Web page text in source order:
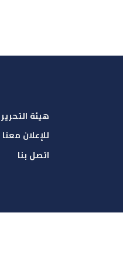
هيئة التحرير
للإعلان معنا
اتصل بنا